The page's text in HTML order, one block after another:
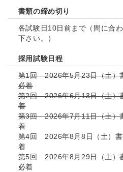
書類の締め切り
各試験日10日前まで（間に合
下さい。）
採用試験日程
第1回 2026年5月23日（土）
必着
第2回 2026年6月13日（土）
着
第3回 2026年7月11日（土）
着
第4回 2026年8月8日（土）書
着
第5回 2026年8月29日（土）
必着